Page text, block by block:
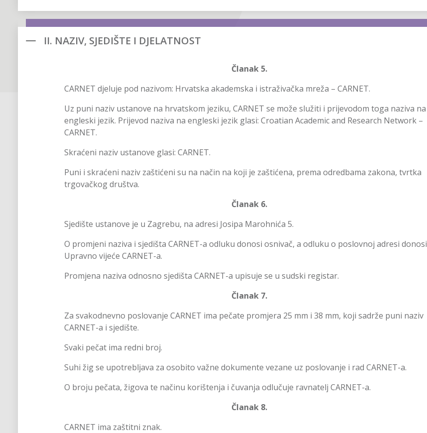
II. NAZIV, SJEDIŠTE I DJELATNOST
Članak 5.
CARNET djeluje pod nazivom: Hrvatska akademska i istraživačka mreža – CARNET.
Uz puni naziv ustanove na hrvatskom jeziku, CARNET se može služiti i prijevodom toga naziva na
engleski jezik. Prijevod naziva na engleski jezik glasi: Croatian Academic and Research Network –
CARNET.
Skraćeni naziv ustanove glasi: CARNET.
Puni i skraćeni naziv zaštićeni su na način na koji je zaštićena, prema odredbama zakona, tvrtka
trgovačkog društva.
Članak 6.
Sjedište ustanove je u Zagrebu, na adresi Josipa Marohnića 5.
O promjeni naziva i sjedišta CARNET-a odluku donosi osnivač, a odluku o poslovnoj adresi donosi
Upravno vijeće CARNET-a.
Promjena naziva odnosno sjedišta CARNET-a upisuje se u sudski registar.
Članak 7.
Za svakodnevno poslovanje CARNET ima pečate promjera 25 mm i 38 mm, koji sadrže puni naziv
CARNET-a i sjedište.
Svaki pečat ima redni broj.
Suhi žig se upotrebljava za osobito važne dokumente vezane uz poslovanje i rad CARNET-a.
O broju pečata, žigova te načinu korištenja i čuvanja odlučuje ravnatelj CARNET-a.
Članak 8.
CARNET ima zaštitni znak.